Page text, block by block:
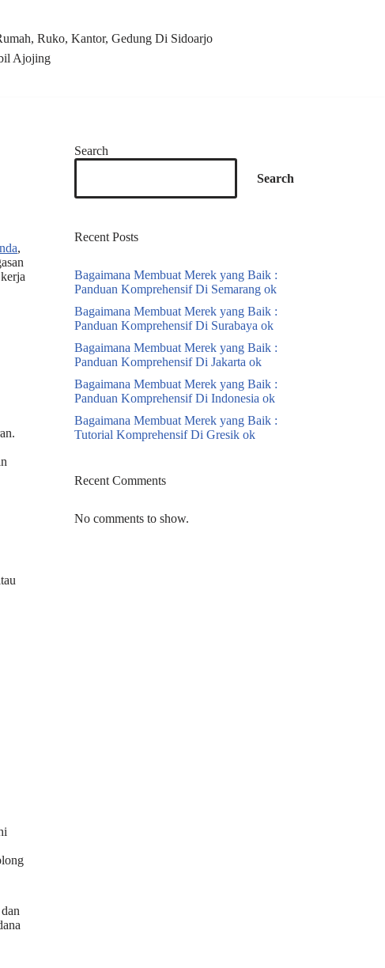
Ruko, Kantor, Gedung Di Sidoarjo
Ajojing
,
Search
Search
Recent Posts
Bagaimana Membuat Merek yang Baik :
Panduan Komprehensif Di Semarang ok
Bagaimana Membuat Merek yang Baik :
Panduan Komprehensif Di Surabaya ok
Bagaimana Membuat Merek yang Baik :
Panduan Komprehensif Di Jakarta ok
Bagaimana Membuat Merek yang Baik :
Panduan Komprehensif Di Indonesia ok
Bagaimana Membuat Merek yang Baik :
Tutorial Komprehensif Di Gresik ok
Recent Comments
No comments to show.